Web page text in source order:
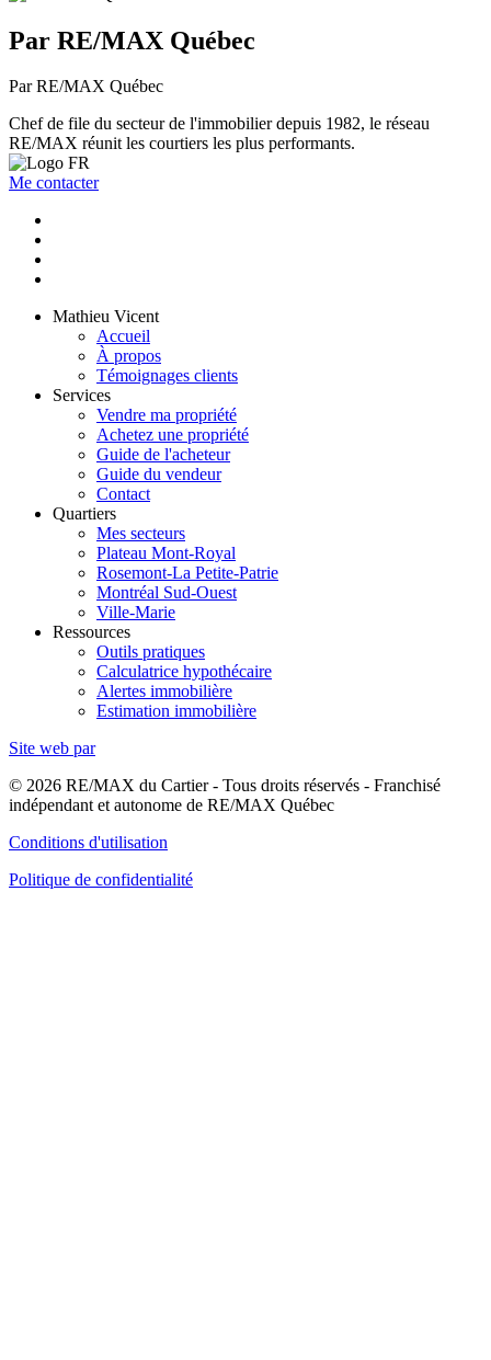
Par RE/MAX Québec
Par RE/MAX Québec
Chef de file du secteur de l'immobilier depuis 1982, le réseau
RE/MAX réunit les courtiers les plus performants.
Me contacter
Mathieu Vicent
Accueil
À propos
Témoignages clients
Services
Vendre ma propriété
Achetez une propriété
Guide de l'acheteur
Guide du vendeur
Contact
Quartiers
Mes secteurs
Plateau Mont-Royal
Rosemont-La Petite-Patrie
Montréal Sud-Ouest
Ville-Marie
Ressources
Outils pratiques
Calculatrice hypothécaire
Alertes immobilière
Estimation immobilière
Site web par
© 2026 RE/MAX du Cartier - Tous droits réservés - Franchisé
indépendant et autonome de RE/MAX Québec
Conditions d'utilisation
Politique de confidentialité